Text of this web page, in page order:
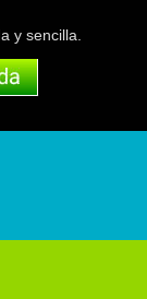
y sencilla.